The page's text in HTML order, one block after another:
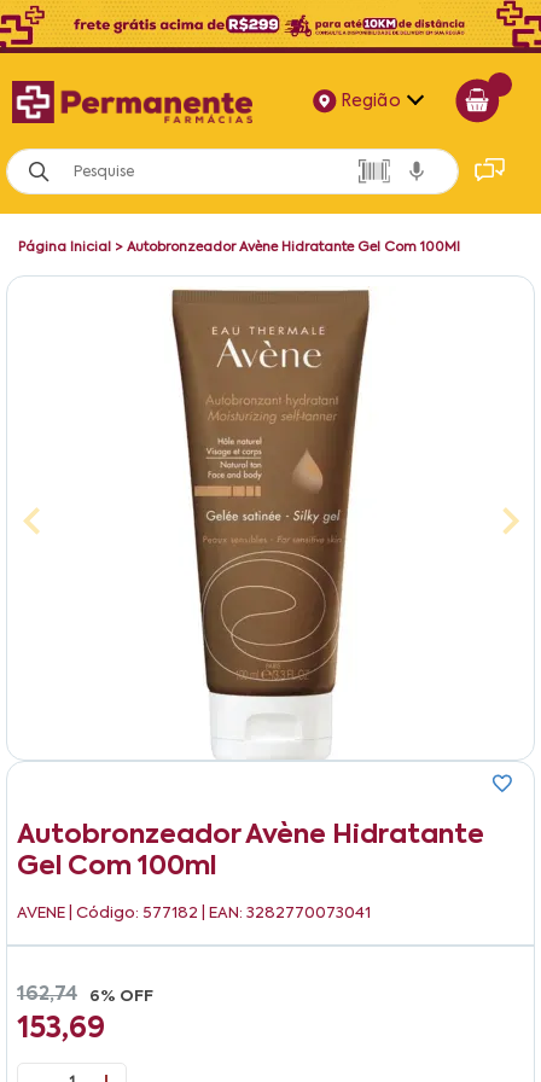
Região
Alagoas
Bahia
Pernambuco
Página Inicial > Autobronzeador Avène Hidratante Gel Com 100Ml
Autobronzeador Avène Hidratante
Gel Com 100ml
AVENE | Código: 577182 | EAN: 3282770073041
162,74 6% OFF
153,69